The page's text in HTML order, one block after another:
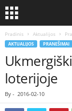
Pradinis Aktualijos
AKTUALIJOS PRANEŠIMAI
loterijoje
By - 2016-02-10